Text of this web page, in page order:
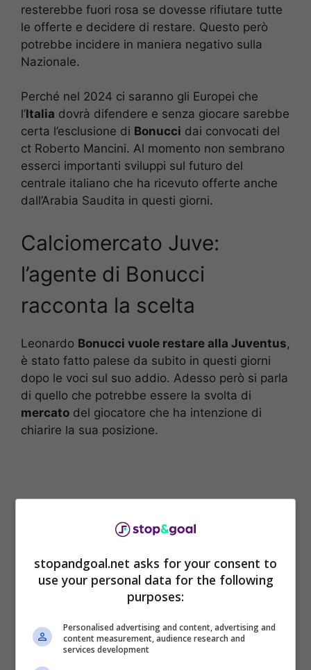
resterebbe fuori rosa se dovesse rifiutare tutte
le offerte e decidere di restare. Questo però
potrebbe incidere in maniera negativo sulla
Nazionale.
Perché nel 2024 ci saranno gli Europei che
l’Italia dovrà difendere e senza giocare sarebbe
certa l’esclusione di Bonucci dai convocati del
ct Roberto Mancini. Al momento non sembrano
esserci importanti sviluppi sul futuro del
centrale italiano che ha ricevuto offerte anche
dall’Arabia Saudita in questi giorni.
Calciomercato Juve:
l’agente di Bonucci
racconta la scelta
Leonardo Bonucci vuole restare alla Juventus,
è stato fatto palese da subito in questi giorni
dopo le voci sul suo addio. Adesso però si parla
di quello che potrebbe essere la svolta di
mercato del giocatore che ha intenzione di
chiarire la sua posizione.
Queste le parole diAlessandro Lucci, agente
stopandgoal.net asks for your consent to
use your personal data for the following
purposes:
Personalised advertising and content, advertising and
content measurement, audience research and
services development